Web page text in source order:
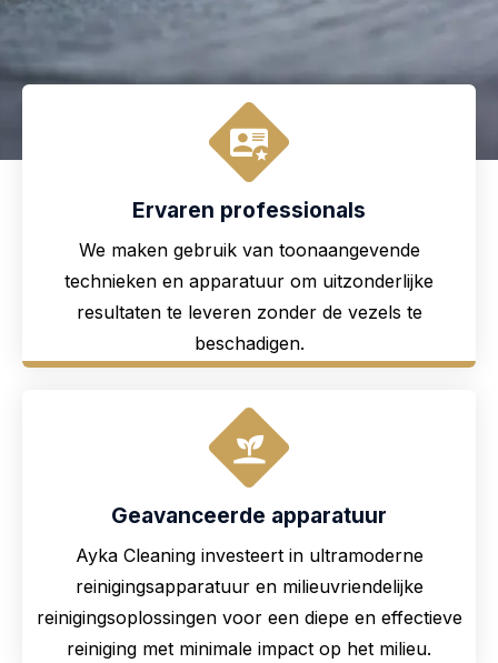
Ervaren professionals
We maken gebruik van toonaangevende
technieken en apparatuur om uitzonderlijke
resultaten te leveren zonder de vezels te
beschadigen.
Geavanceerde apparatuur
Ayka Cleaning investeert in ultramoderne
reinigingsapparatuur en milieuvriendelijke
reinigingsoplossingen voor een diepe en effectieve
reiniging met minimale impact op het milieu.